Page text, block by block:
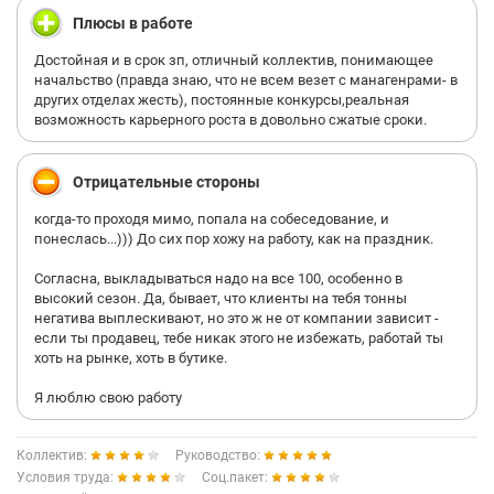
пдо на 100.000 я была переведена со стажера на третью
категорию..
Ходит слух что жена менеджера бт-Ещё и дальняя
родственница директора-А у нас с ней был конфликт, она на
меня настучала-Перед адаптацией меня зовёт к себе
директор и говорит "На цифры мне всё равно, мне главное
дружба, как решат ребятки тебя оставить, так и оставим.Не
решат..Извини".
Это дур дом.Выходит я должна не только работать, но и пятую
точку вымывать близким друзьям директора.
Которые сами же на меня и наезжают.
Всё же я потом успешно прошла адаптацию, но без
лизоблюдства я получила третью категорию.
Менеджер который родственничек директору при любой
возможности ща что-то пытался меня унизить, тысячу раз
переставить сумки, упрекнуть меня в отсутствии мозга.
На счёт карьерного роста-Без лизожопства и стукачества тебе
там ничего не светит.
Плюсы в работе
Достойная и в срок зп, отличный коллектив, понимающее
начальство (правда знаю, что не всем везет с манагенрами- в
других отделах жесть), постоянные конкурсы,реальная
возможность карьерного роста в довольно сжатые сроки.
Отрицательные стороны
когда-то проходя мимо, попала на собеседование, и
понеслась...))) До сих пор хожу на работу, как на праздник.
Согласна, выкладываться надо на все 100, особенно в
высокий сезон. Да, бывает, что клиенты на тебя тонны
негатива выплескивают, но это ж не от компании зависит -
если ты продавец, тебе никак этого не избежать, работай ты
хоть на рынке, хоть в бутике.
Я люблю свою работу
Коллектив:
Руководство:
Условия труда:
Соц.пакет: